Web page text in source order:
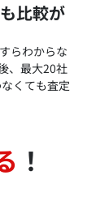
比較が
らわからな
、最大20社
くても査定
！